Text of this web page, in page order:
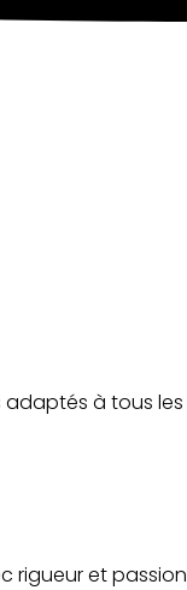
adaptés à tous les
rigueur et passion